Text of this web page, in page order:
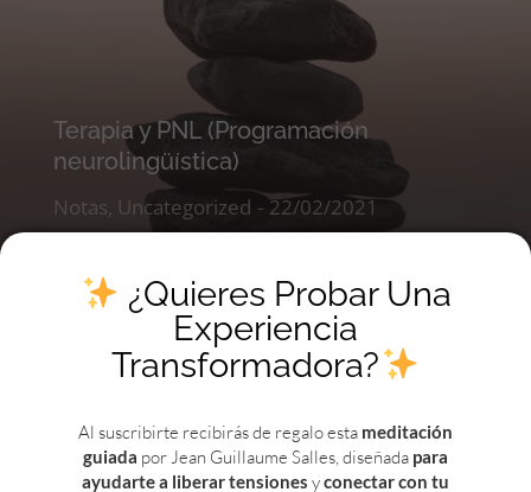
Terapia y PNL (Programación
neurolingüística)
Notas, Uncategorized 22/02/2021
¿Quieres Probar Una
Experiencia
Transformadora?
Al suscribirte recibirás de regalo esta meditación
guiada por Jean Guillaume Salles, diseñada para
ayudarte a liberar tensiones yconectar con tu